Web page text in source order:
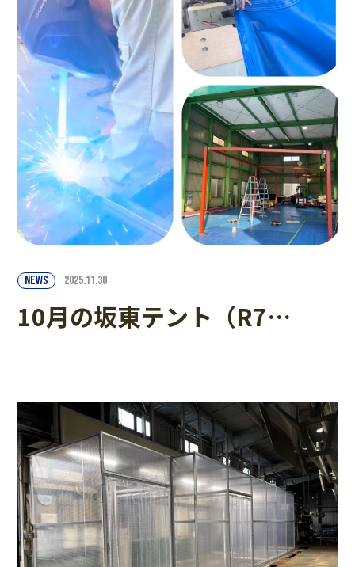
NEWS 2025.11.30
10月の坂東テント（R7…